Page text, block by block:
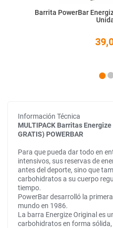
Barrita PowerBar
Información Técnica
MULTIPACK Barritas
GRATIS) POWERBAR
Para que pueda dar todo en
intensivos, sus reservas de
antes del deporte, sino que
carbohidratos a su cuerpo
tiempo.
PowerBar desarrolló la
mundo en 1986.
La barra Energize Original es
carbohidratos en forma